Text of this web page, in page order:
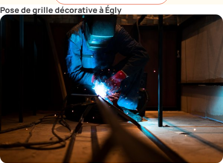
Pose de grille décorative à Égly